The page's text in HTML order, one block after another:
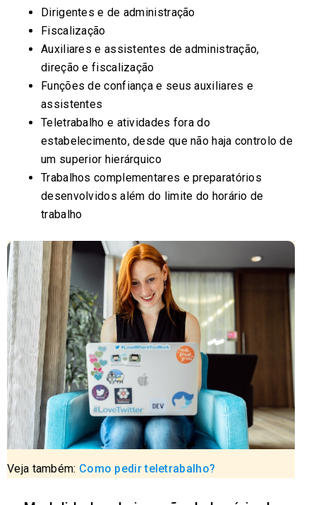
Dirigentes e de administração
Fiscalização
Auxiliares e assistentes de administração,
direção e fiscalização
Funções de confiança e seus auxiliares e
assistentes
Teletrabalho e atividades fora do
estabelecimento, desde que não haja controlo de
um superior hierárquico
Trabalhos complementares e preparatórios
desenvolvidos além do limite do horário de
trabalho
Veja também: Como pedir teletrabalho?